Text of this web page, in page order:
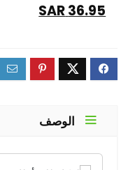
36.95 SAR
الوصف